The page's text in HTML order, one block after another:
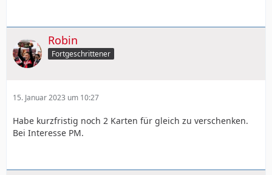
Robin
Fortgeschrittener
15. Januar 2023 um 10:27
Habe kurzfristig noch 2 Karten für gleich zu verschenken.
Bei Interesse PM.